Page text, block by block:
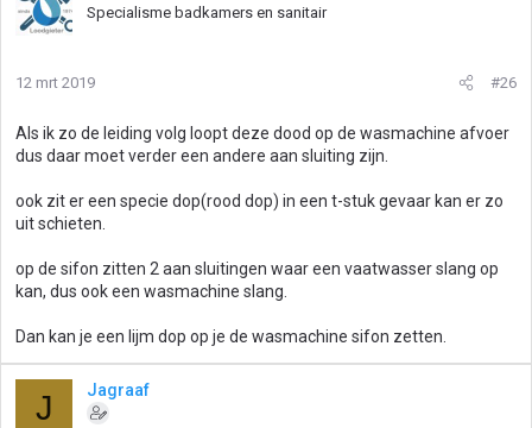
Specialisme badkamers en sanitair
12 mrt 2019 #26
Als ik zo de leiding volg loopt deze dood op de wasmachine afvoer
dus daar moet verder een andere aan sluiting zijn.
ook zit er een specie dop(rood dop) in een t-stuk gevaar kan er zo
uit schieten.
op de sifon zitten 2 aan sluitingen waar een vaatwasser slang op
kan, dus ook een wasmachine slang.
Dan kan je een lijm dop op je de wasmachine sifon zetten.
J Jagraaf